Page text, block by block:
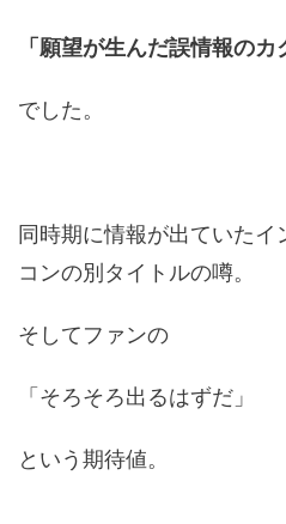
「願望が生んだ誤情報のカ
でした。
同時期に情報が出ていた
コンの別タイトルの噂。
そしてファンの
「そろそろ出るはずだ」
という期待値。